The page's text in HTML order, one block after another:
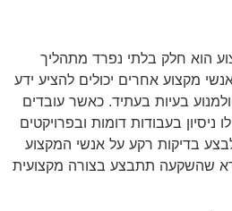
הוא חלק בלתי נפרד מתהליך
מקצוע אחרים יכולים להציע ידע
ולמנוע בעיות בעתיד. כאשר עובדים
בעבודות דומות ובפרויקטים
בדיקות רקע על אנשי המקצוע
שהשקעה תתבצע בצורה מקצועית